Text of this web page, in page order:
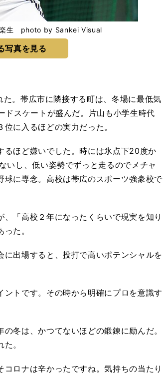
楽生 photo by Sankei Visual
写真を見る
。帯広市に隣接する町は、冬場に最低気
ドスケートが盛んだ。片山も小学生時代
に入るほどの実力だった。
ほど嫌いでした。時には氷点下20度か
いし、低い姿勢でずっと走るのでメチャ
に専念。高校は帯広のスポーツ強豪校で
「高校２年になったくらいで現実を知り
た。
出場すると、投打で高いポテンシャルを
ントです。その時から明確にプロを意識す
冬は、かつてないほどの鍛錬に励んだ。
。
コロナは辛かったですね。気持ちの当たり